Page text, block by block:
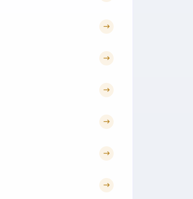
→
→
→
→
→
→